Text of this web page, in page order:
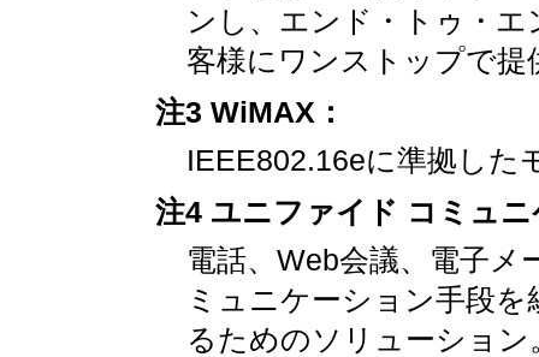
ンし、エンド・トゥ・
客様にワンストップで提
注3 WiMAX：
IEEE802.16eに準拠した
注4 ユニファイド コミュ
電話、Web会議、電子
ミュニケーション手段
るためのソリューション